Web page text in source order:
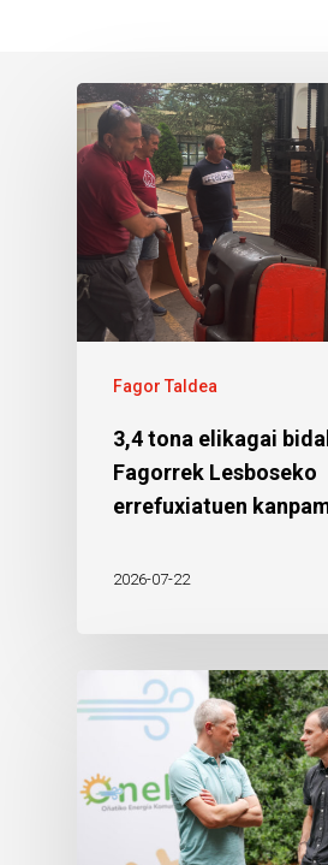
Fagor Taldea
3,4 tona elikagai
Fagorrek Lesboseko
errefuxiatuen
2026-07-22